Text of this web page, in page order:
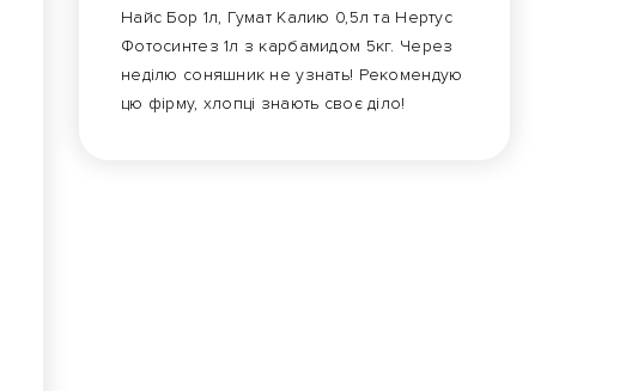
Найс Бор 1л, Гумат Калию 0,5л та Нертус
Фотосинтез 1л з карбамидом 5кг. Через
неділю соняшник не узнать! Рекомендую
цю фірму, хлопці знають своє діло!